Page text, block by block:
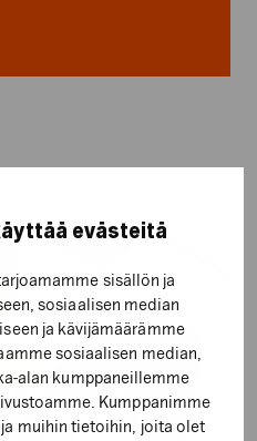
evästeitä
sisällön ja
sosiaalisen median
ja kävijämäärämme
sosiaalisen median,
alan kumppaneillemme
Kumppanimme
muihin tietoihin, joita olet